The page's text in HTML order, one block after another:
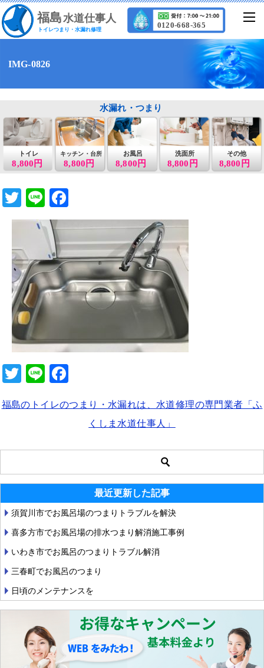
福島水道仕事人
トイレつまり・水漏れ修理
0120-668-365
IMG-0826
8,800円
トイレ
8,800円
キッチン・台所 お風呂
8,800円
洗面所
8,800円
その他
8,800円
水漏れ・つまり
T
wi
er
Li
n
e
a
c
e
b
o
T
tt
Li
e c
b
o
k
福島のトイレのつまり・水漏れは、水道修理の専門業者「ふ
くしま水道仕事人」
最近更新した記事
須賀川市でお風呂場のつまりトラブルを解決
喜多方市でお風呂場の排水つまり解消施工事例
いわき市でお風呂のつまりトラブル解消
三春町でお風呂のつまり
日頃のメンテナンスを